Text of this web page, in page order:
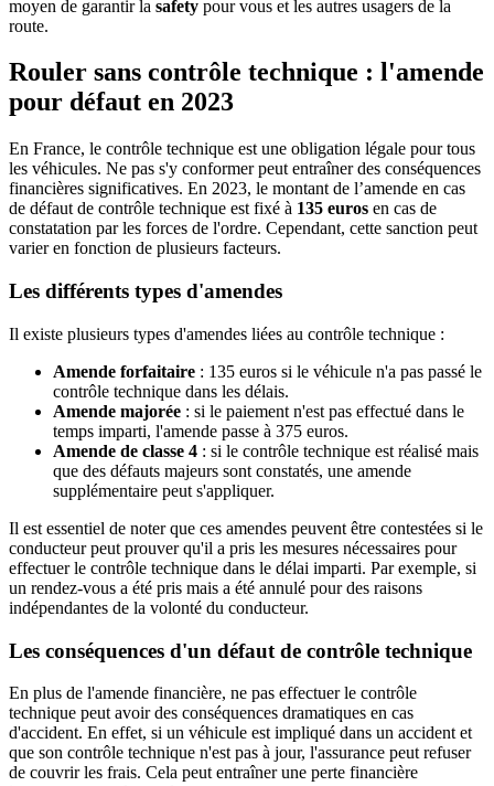
moyen de garantir la safety pour vous et les autres usagers de la
route.
Rouler sans contrôle technique : l'amende
pour défaut en 2023
En France, le contrôle technique est une obligation légale pour tous
les véhicules. Ne pas s'y conformer peut entraîner des conséquences
financières significatives. En 2023, le montant de l’amende en cas
de défaut de contrôle technique est fixé à 135 euros en cas de
constatation par les forces de l'ordre. Cependant, cette sanction peut
varier en fonction de plusieurs facteurs.
Les différents types d'amendes
Il existe plusieurs types d'amendes liées au contrôle technique :
Amende forfaitaire : 135 euros si le véhicule n'a pas passé le
contrôle technique dans les délais.
Amende majorée : si le paiement n'est pas effectué dans le
temps imparti, l'amende passe à 375 euros.
Amende de classe 4 : si le contrôle technique est réalisé mais
que des défauts majeurs sont constatés, une amende
supplémentaire peut s'appliquer.
Il est essentiel de noter que ces amendes peuvent être contestées si le
conducteur peut prouver qu'il a pris les mesures nécessaires pour
effectuer le contrôle technique dans le délai imparti. Par exemple, si
un rendez-vous a été pris mais a été annulé pour des raisons
indépendantes de la volonté du conducteur.
Les conséquences d'un défaut de contrôle technique
En plus de l'amende financière, ne pas effectuer le contrôle
technique peut avoir des conséquences dramatiques en cas
d'accident. En effet, si un véhicule est impliqué dans un accident et
que son contrôle technique n'est pas à jour, l'assurance peut refuser
de couvrir les frais. Cela peut entraîner une perte financière